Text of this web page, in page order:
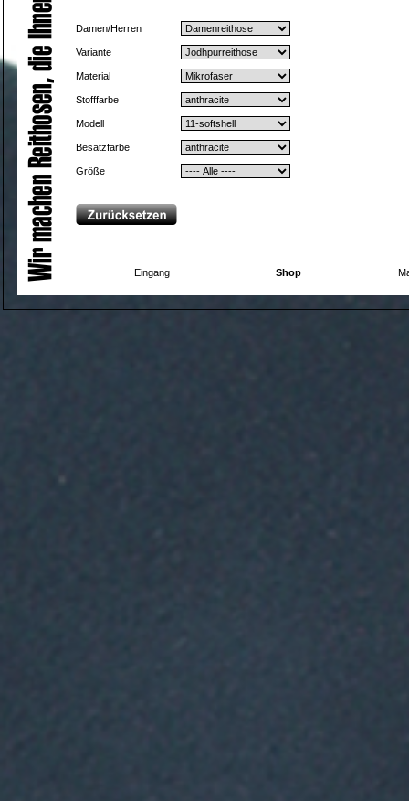
Damen/Herren
Variante
Material
Stofffarbe
Modell
Besatzfarbe
Größe
Eingang Shop